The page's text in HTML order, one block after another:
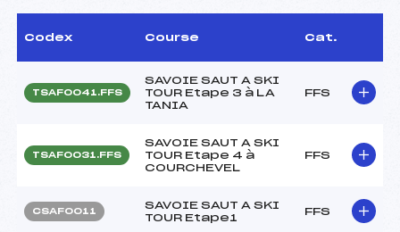
Codex Course Cat.
TSAF0041.FFS
SAVOIE SAUT A SKI
TOUR Etape 3 à LA
TANIA
FFS
TSAF0031.FFS
SAVOIE SAUT A SKI
TOUR Etape 4 à
COURCHEVEL
FFS
CSAF0011
SAVOIE SAUT A SKI
TOUR Etape1
FFS